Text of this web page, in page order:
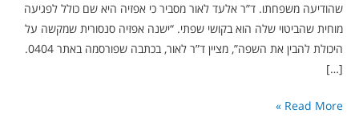
שהודיעה משפחתו. ד”ר אלעד לאור מסביר כי אפזיה היא שם כולל לפגיעה
מוחית שהביטוי שלה הוא בקושי שפתי. “ישנה אפזיה סנסורית שמקשה על
היכולת להבין את השפה”, מציין ד”ר לאור, בכתבה שפורסמה באתר 0404.
[…]
Read More »